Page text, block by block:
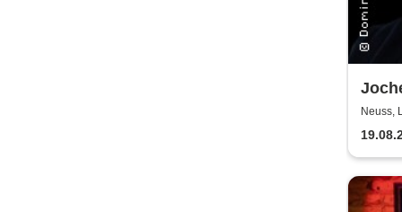
hab
Neuss,